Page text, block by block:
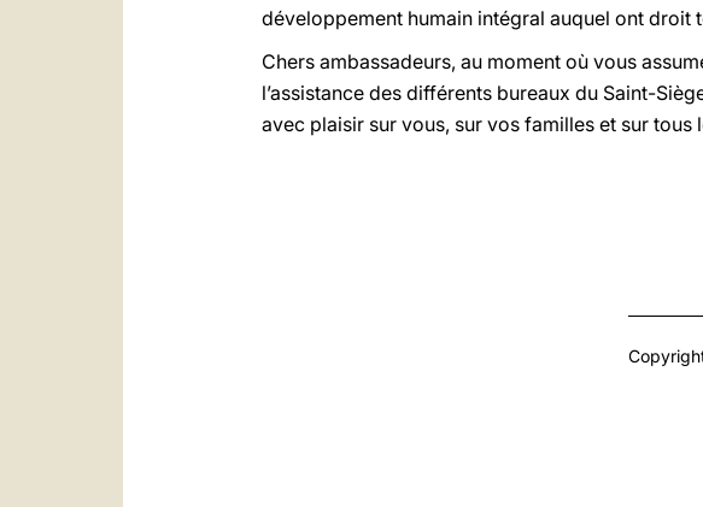
développement humain intégral auquel ont droit
Chers ambassadeurs, au moment où vous
l’assistance des différents bureaux du Saint-
avec plaisir sur vous, sur vos familles et sur